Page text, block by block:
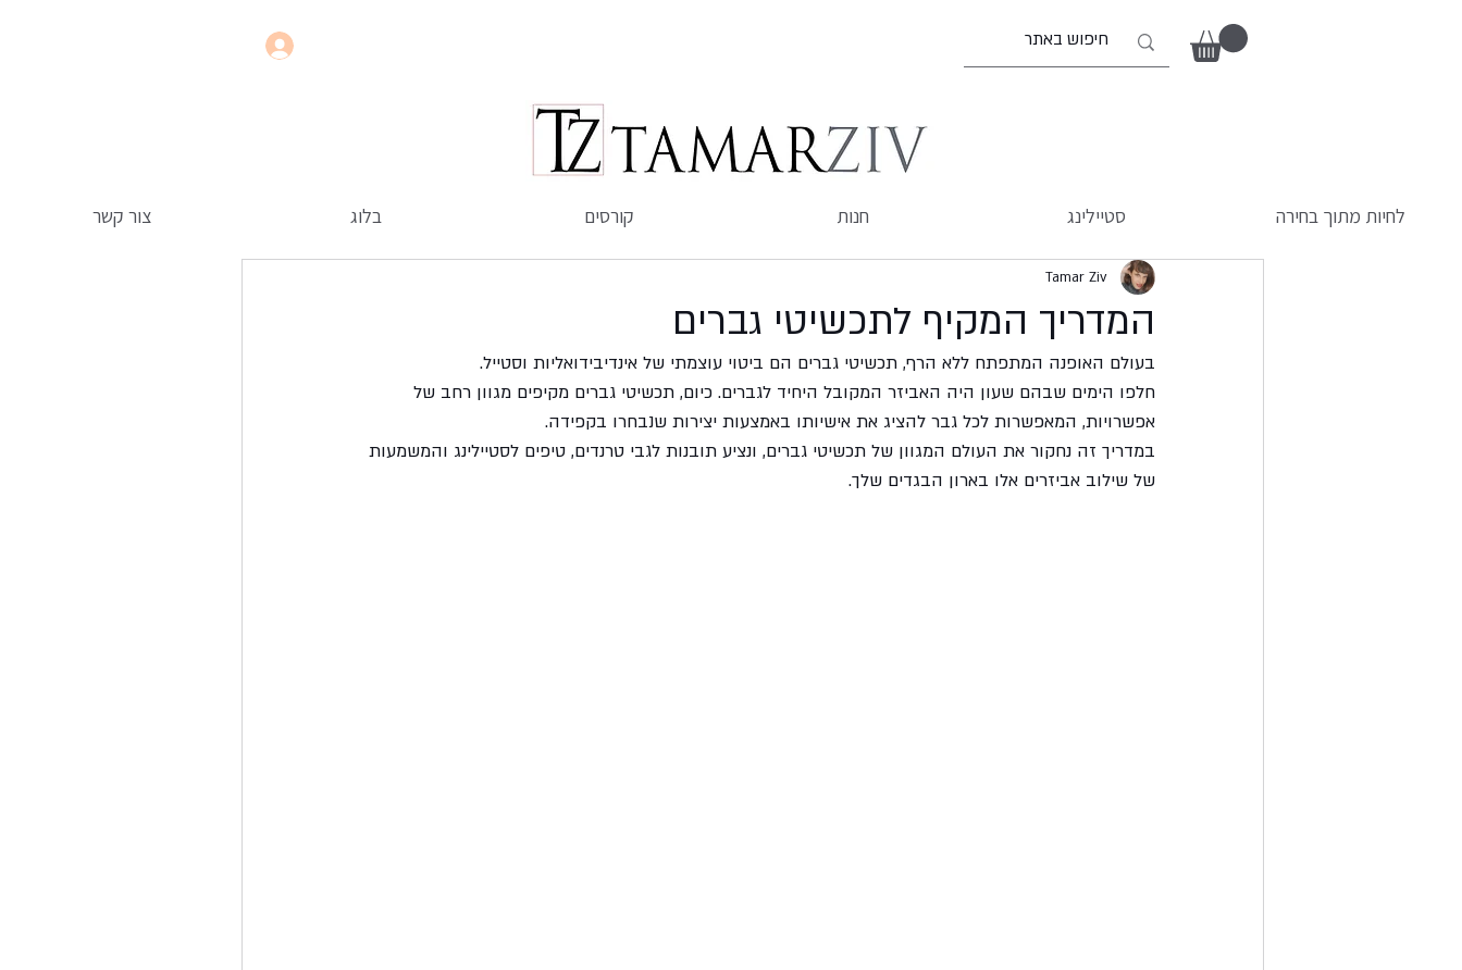
לחיות מתוך בחירה סטיילינג חנות קורסים בלוג צור קשר
המדריך המקיף לתכשיטי גברים
Tamar Ziv
בעולם האופנה המתפתח ללא הרף, תכשיטי גברים הם ביטוי עוצמתי של אינדיבידואליות וסטייל.
חלפו הימים שבהם שעון היה האביזר המקובל היחיד לגברים. כיום, תכשיטי גברים מקיפים מגוון רחב של
אפשרויות, המאפשרות לכל גבר להציג את אישיותו באמצעות יצירות שנבחרו בקפידה.
במדריך זה נחקור את העולם המגוון של תכשיטי גברים, ונציע תובנות לגבי טרנדים, טיפים לסטיילינג והמשמעות
של שילוב אביזרים אלו בארון הבגדים שלך.